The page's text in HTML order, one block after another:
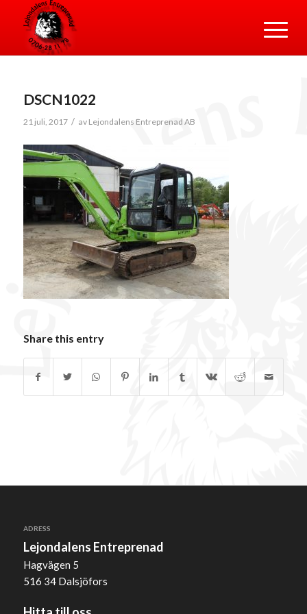
DSCN1022
21 juli, 2017 / av Lejondalens Entreprenad AB
Share this entry
ADRESS
Lejondalens Entreprenad
Hagvägen 5
516 34 Dalsjöfors